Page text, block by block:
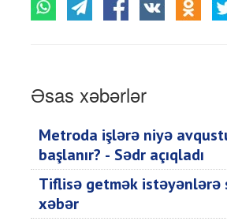
Əsas xəbərlər
Metroda işlərə niyə
başlanır? - Sədr açıqladı
Tiflisə getmək istəyənlərə
xəbər